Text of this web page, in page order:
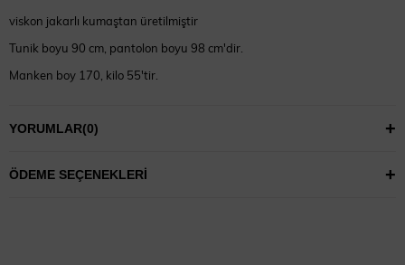
viskon jakarlı kumaştan üretilmiştir
Tunik boyu 90 cm, pantolon boyu 98 cm'dir.
Manken boy 170, kilo 55'tir.
YORUMLAR(0)
ÖDEME SEÇENEKLERI